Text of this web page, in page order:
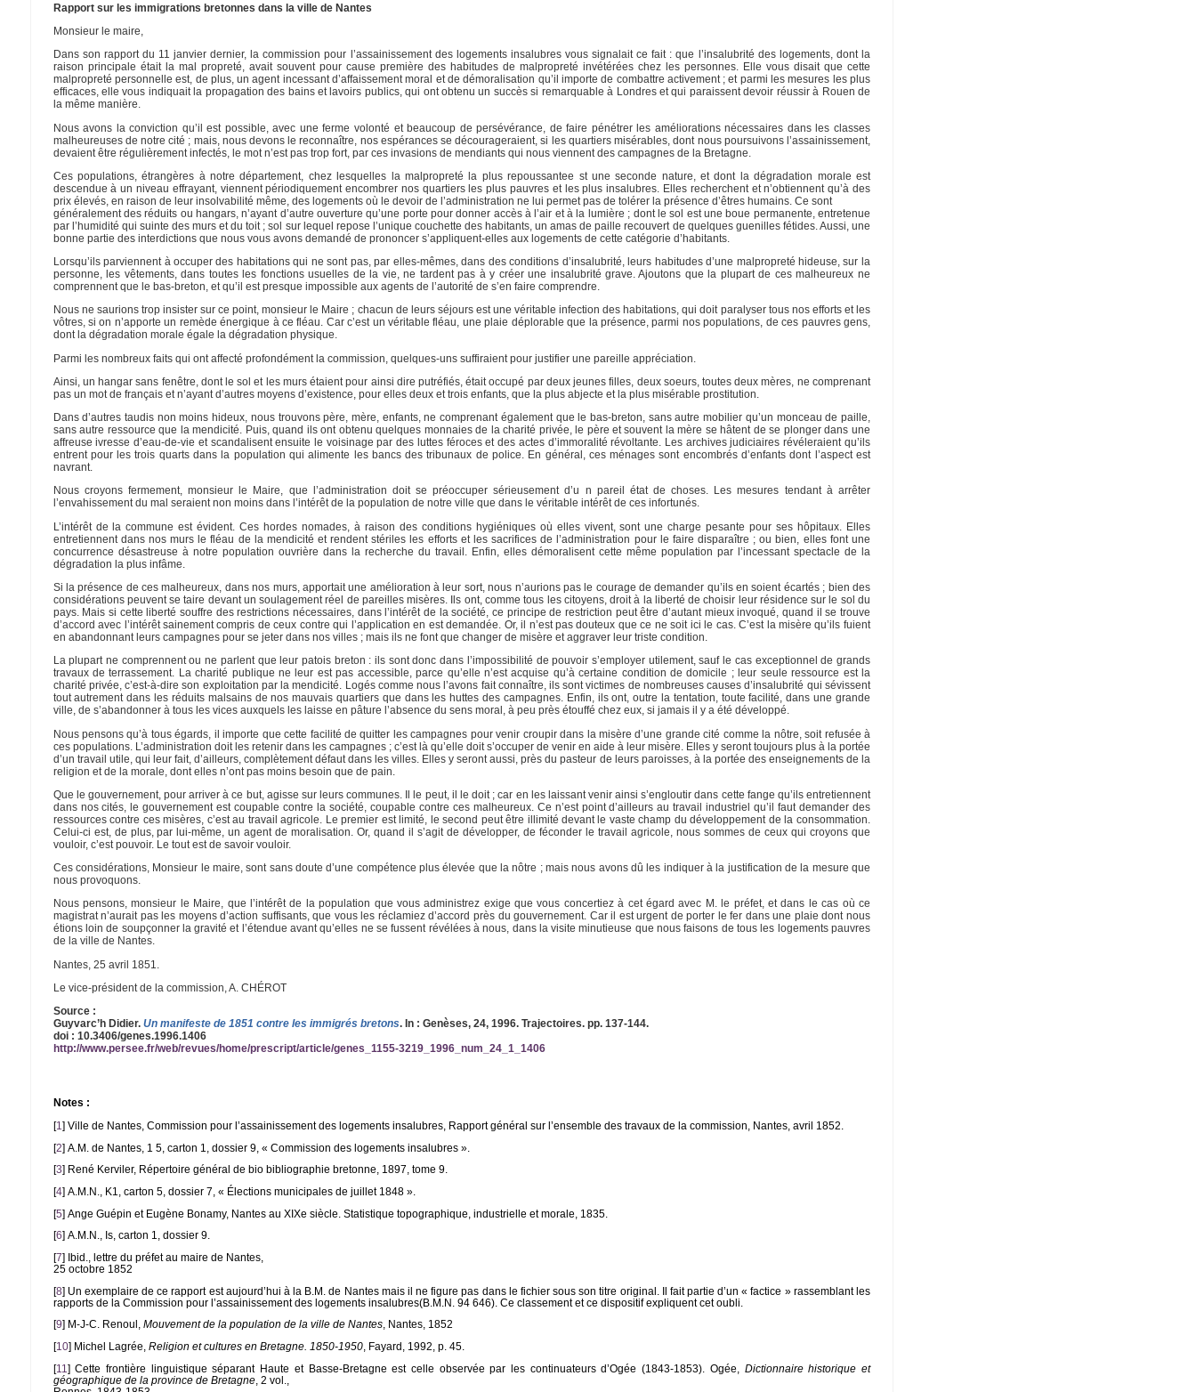
Rapport sur les immigrations bretonnes dans la ville de Nantes
Monsieur le maire,
Dans son rapport du 11 janvier dernier, la commission pour l’assainissement des logements insalubres vous signalait ce fait : que l’insalubrité des logements, dont la
raison principale était la mal propreté, avait souvent pour cause première des habitudes de malpropreté invétérées chez les personnes. Elle vous disait que cette
malpropreté personnelle est, de plus, un agent incessant d’affaissement moral et de démoralisation qu’il importe de combattre activement ; et parmi les mesures les plus
efficaces, elle vous indiquait la propagation des bains et lavoirs publics, qui ont obtenu un succès si remarquable à Londres et qui paraissent devoir réussir à Rouen de
la même manière.
Nous avons la conviction qu’il est possible, avec une ferme volonté et beaucoup de persévérance, de faire pénétrer les améliorations nécessaires dans les classes
malheureuses de notre cité ; mais, nous devons le reconnaître, nos espérances se décourageraient, si les quartiers misérables, dont nous poursuivons l’assainissement,
devaient être régulièrement infectés, le mot n’est pas trop fort, par ces invasions de mendiants qui nous viennent des campagnes de la Bretagne.
Ces populations, étrangères à notre département, chez lesquelles la malpropreté la plus repoussantee st une seconde nature, et dont la dégradation morale est
descendue à un niveau effrayant, viennent périodiquement encombrer nos quartiers les plus pauvres et les plus insalubres. Elles recherchent et n’obtiennent qu’à des
prix élevés, en raison de leur insolvabilité même, des logements où le devoir de l’administration ne lui permet pas de tolérer la présence d’êtres humains. Ce sont
généralement des réduits ou hangars, n’ayant d’autre ouverture qu’une porte pour donner accès à l’air et à la lumière ; dont le sol est une boue permanente, entretenue
par l’humidité qui suinte des murs et du toit ; sol sur lequel repose l’unique couchette des habitants, un amas de paille recouvert de quelques guenilles fétides. Aussi, une
bonne partie des interdictions que nous vous avons demandé de prononcer s’appliquent-elles aux logements de cette catégorie d’habitants.
Lorsqu’ils parviennent à occuper des habitations qui ne sont pas, par elles-mêmes, dans des conditions d’insalubrité, leurs habitudes d’une malpropreté hideuse, sur la
personne, les vêtements, dans toutes les fonctions usuelles de la vie, ne tardent pas à y créer une insalubrité grave. Ajoutons que la plupart de ces malheureux ne
comprennent que le bas-breton, et qu’il est presque impossible aux agents de l’autorité de s’en faire comprendre.
Nous ne saurions trop insister sur ce point, monsieur le Maire ; chacun de leurs séjours est une véritable infection des habitations, qui doit paralyser tous nos efforts et les
vôtres, si on n’apporte un remède énergique à ce fléau. Car c’est un véritable fléau, une plaie déplorable que la présence, parmi nos populations, de ces pauvres gens,
dont la dégradation morale égale la dégradation physique.
Parmi les nombreux faits qui ont affecté profondément la commission, quelques-uns suffiraient pour justifier une pareille appréciation.
Ainsi, un hangar sans fenêtre, dont le sol et les murs étaient pour ainsi dire putréfiés, était occupé par deux jeunes filles, deux soeurs, toutes deux mères, ne comprenant
pas un mot de français et n’ayant d’autres moyens d’existence, pour elles deux et trois enfants, que la plus abjecte et la plus misérable prostitution.
Dans d’autres taudis non moins hideux, nous trouvons père, mère, enfants, ne comprenant également que le bas-breton, sans autre mobilier qu’un monceau de paille,
sans autre ressource que la mendicité. Puis, quand ils ont obtenu quelques monnaies de la charité privée, le père et souvent la mère se hâtent de se plonger dans une
affreuse ivresse d’eau-de-vie et scandalisent ensuite le voisinage par des luttes féroces et des actes d’immoralité révoltante. Les archives judiciaires révéleraient qu’ils
entrent pour les trois quarts dans la population qui alimente les bancs des tribunaux de police. En général, ces ménages sont encombrés d’enfants dont l’aspect est
navrant.
Nous croyons fermement, monsieur le Maire, que l’administration doit se préoccuper sérieusement d’u n pareil état de choses. Les mesures tendant à arrêter
l’envahissement du mal seraient non moins dans l’intérêt de la population de notre ville que dans le véritable intérêt de ces infortunés.
L’intérêt de la commune est évident. Ces hordes nomades, à raison des conditions hygiéniques où elles vivent, sont une charge pesante pour ses hôpitaux. Elles
entretiennent dans nos murs le fléau de la mendicité et rendent stériles les efforts et les sacrifices de l’administration pour le faire disparaître ; ou bien, elles font une
concurrence désastreuse à notre population ouvrière dans la recherche du travail. Enfin, elles démoralisent cette même population par l’incessant spectacle de la
dégradation la plus infâme.
Si la présence de ces malheureux, dans nos murs, apportait une amélioration à leur sort, nous n’aurions pas le courage de demander qu’ils en soient écartés ; bien des
considérations peuvent se taire devant un soulagement réel de pareilles misères. Ils ont, comme tous les citoyens, droit à la liberté de choisir leur résidence sur le sol du
pays. Mais si cette liberté souffre des restrictions nécessaires, dans l’intérêt de la société, ce principe de restriction peut être d’autant mieux invoqué, quand il se trouve
d’accord avec l’intérêt sainement compris de ceux contre qui l’application en est demandée. Or, il n’est pas douteux que ce ne soit ici le cas. C’est la misère qu’ils fuient
en abandonnant leurs campagnes pour se jeter dans nos villes ; mais ils ne font que changer de misère et aggraver leur triste condition.
La plupart ne comprennent ou ne parlent que leur patois breton : ils sont donc dans l’impossibilité de pouvoir s’employer utilement, sauf le cas exceptionnel de grands
travaux de terrassement. La charité publique ne leur est pas accessible, parce qu’elle n’est acquise qu’à certaine condition de domicile ; leur seule ressource est la
charité privée, c’est-à-dire son exploitation par la mendicité. Logés comme nous l’avons fait connaître, ils sont victimes de nombreuses causes d’insalubrité qui sévissent
tout autrement dans les réduits malsains de nos mauvais quartiers que dans les huttes des campagnes. Enfin, ils ont, outre la tentation, toute facilité, dans une grande
ville, de s’abandonner à tous les vices auxquels les laisse en pâture l’absence du sens moral, à peu près étouffé chez eux, si jamais il y a été développé.
Nous pensons qu’à tous égards, il importe que cette facilité de quitter les campagnes pour venir croupir dans la misère d’une grande cité comme la nôtre, soit refusée à
ces populations. L’administration doit les retenir dans les campagnes ; c’est là qu’elle doit s’occuper de venir en aide à leur misère. Elles y seront toujours plus à la portée
d’un travail utile, qui leur fait, d’ailleurs, complètement défaut dans les villes. Elles y seront aussi, près du pasteur de leurs paroisses, à la portée des enseignements de la
religion et de la morale, dont elles n’ont pas moins besoin que de pain.
Que le gouvernement, pour arriver à ce but, agisse sur leurs communes. Il le peut, il le doit ; car en les laissant venir ainsi s’engloutir dans cette fange qu’ils entretiennent
dans nos cités, le gouvernement est coupable contre la société, coupable contre ces malheureux. Ce n’est point d’ailleurs au travail industriel qu’il faut demander des
ressources contre ces misères, c’est au travail agricole. Le premier est limité, le second peut être illimité devant le vaste champ du développement de la consommation.
Celui-ci est, de plus, par lui-même, un agent de moralisation. Or, quand il s’agit de développer, de féconder le travail agricole, nous sommes de ceux qui croyons que
vouloir, c’est pouvoir. Le tout est de savoir vouloir.
Ces considérations, Monsieur le maire, sont sans doute d’une compétence plus élevée que la nôtre ; mais nous avons dû les indiquer à la justification de la mesure que
nous provoquons.
Nous pensons, monsieur le Maire, que l’intérêt de la population que vous administrez exige que vous concertiez à cet égard avec M. le préfet, et dans le cas où ce
magistrat n’aurait pas les moyens d’action suffisants, que vous les réclamiez d’accord près du gouvernement. Car il est urgent de porter le fer dans une plaie dont nous
étions loin de soupçonner la gravité et l’étendue avant qu’elles ne se fussent révélées à nous, dans la visite minutieuse que nous faisons de tous les logements pauvres
de la ville de Nantes.
Nantes, 25 avril 1851.
Le vice-président de la commission, A. CHÉROT
Source :
Guyvarc’h Didier. Un manifeste de 1851 contre les immigrés bretons. In : Genèses, 24, 1996. Trajectoires. pp. 137-144.
doi : 10.3406/genes.1996.1406
http://www.persee.fr/web/revues/home/prescript/article/genes_1155-3219_1996_num_24_1_1406
Notes :
[1 ] Ville de Nantes, Commission pour l’assainissement des logements insalubres, Rapport général sur l’ensemble des travaux de la commission, Nantes, avril 1852.
[2] A.M. de Nantes, 1 5, carton 1, dossier 9, « Commission des logements insalubres ».
[3] René Kerviler, Répertoire général de bio bibliographie bretonne, 1897, tome 9.
[4] A.M.N., K1, carton 5, dossier 7, « Élections municipales de juillet 1848 ».
[5] Ange Guépin et Eugène Bonamy, Nantes au XIXe siècle. Statistique topographique, industrielle et morale, 1835.
[6] A.M.N., Is, carton 1, dossier 9.
[7] Ibid., lettre du préfet au maire de Nantes,
25 octobre 1852
[8] Un exemplaire de ce rapport est aujourd’hui à la B.M. de Nantes mais il ne figure pas dans le fichier sous son titre original. Il fait partie d’un « factice » rassemblant les
rapports de la Commission pour l’assainissement des logements insalubres(B.M.N. 94 646). Ce classement et ce dispositif expliquent cet oubli.
[9] M-J-C. Renoul, Mouvement de la population de la ville de Nantes, Nantes, 1852
[10] Michel Lagrée, Religion et cultures en Bretagne. 1850-1950, Fayard, 1992, p. 45.
[11 ]Cette frontière linguistique séparant Haute et Basse-Bretagne est celle observée par les continuateurs d’Ogée (1843-1853). Ogée, Dictionnaire historique et
géographique de la province de Bretagne, 2 vol.,